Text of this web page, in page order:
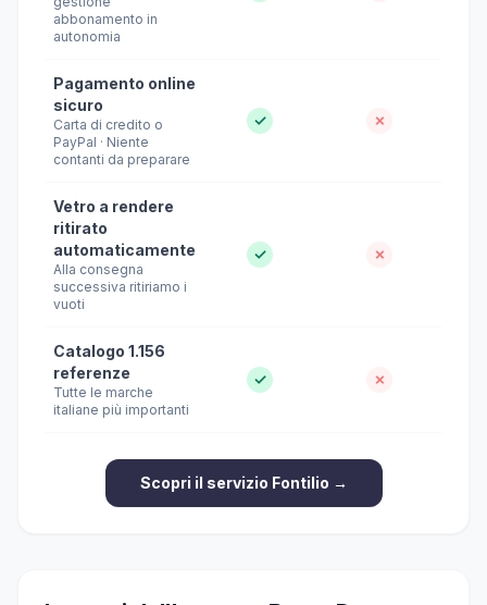
abbonamento in
autonomia
Pagamento online
sicuro
Carta di credito o
PayPal · Niente
contanti da preparare
✓ ✗
Vetro a rendere
ritirato
automaticamente
Alla consegna
successiva ritiriamo i
vuoti
✓ ✗
Catalogo 1.156
referenze
Tutte le marche
italiane più importanti
✓ ✗
Scopri il servizio Fontilio →